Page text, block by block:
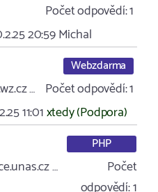
Počet odpovědí:1
20:59Michal
Webzdarma
… Počet odpovědí:1
11:01xtedy (Podpora)
PHP
…
Počet
odpovědí:1